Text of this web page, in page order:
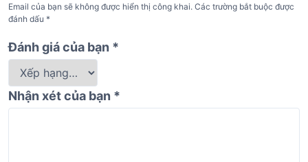
Email của bạn sẽ không được hiển thị công khai. Các trường bắt buộc được
đánh dấu *
Đánh giá của bạn *
Nhận xét của bạn *